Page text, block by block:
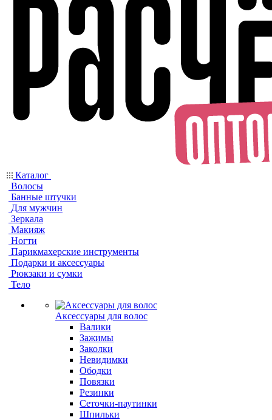
Каталог
Волосы
Банные штучки
Для мужчин
Зеркала
Макияж
Ногти
Парикмахерские инструменты
Подарки и аксессуары
Рюкзаки и сумки
Тело
Аксессуары для волос
Валики
Зажимы
Заколки
Невидимки
Ободки
Повязки
Резинки
Сеточки-паутинки
Шпильки